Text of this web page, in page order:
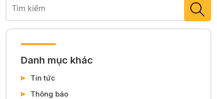
Danh mục khác
Tin tức
Thông báo